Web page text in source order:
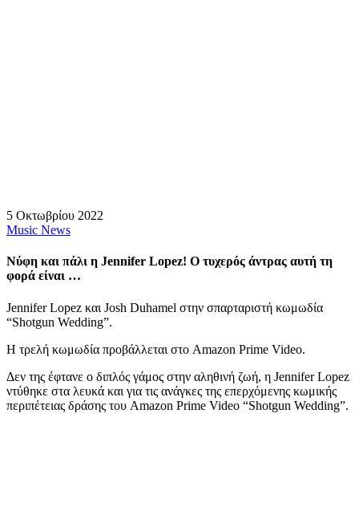
5 Οκτωβρίου 2022
Music News
Nύφη και πάλι η Jennifer Lopez! Ο τυχερός άντρας αυτή τη
φορά είναι …
Jennifer Lopez και Josh Duhamel στην σπαρταριστή κωμωδία
“Shotgun Wedding”.
Η τρελή κωμωδία προβάλλεται στο Amazon Prime Video.
Δεν της έφτανε ο διπλός γάμος στην αληθινή ζωή, η Jennifer Lopez
ντύθηκε στα λευκά και για τις ανάγκες της επερχόμενης κωμικής
περιπέτειας δράσης του Amazon Prime Video “Shotgun Wedding”.